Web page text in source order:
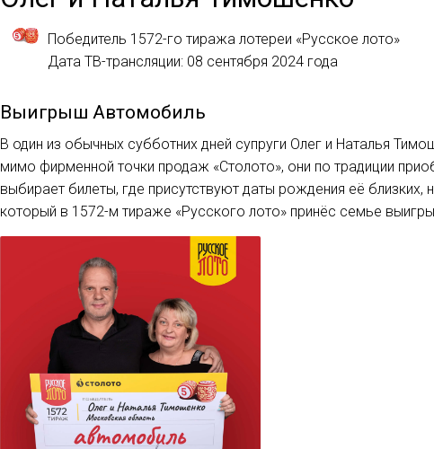
Победитель 1572-го тиража лотереи «Русское лото»
Дата ТВ-трансляции: 08 сентября 2024 года
Выигрыш Автомобиль
В один из обычных субботних дней супруги Олег и Наталья
мимо фирменной точки продаж «Столото», они по традиции
выбирает билеты, где присутствуют даты рождения её близких,
который в 1572-м тираже «Русского лото» принёс семье